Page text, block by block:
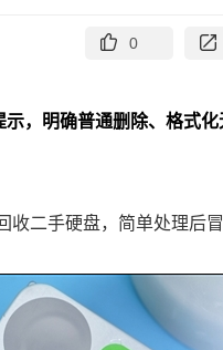
0
，明确普通删除、格式
二手硬盘，简单处理后